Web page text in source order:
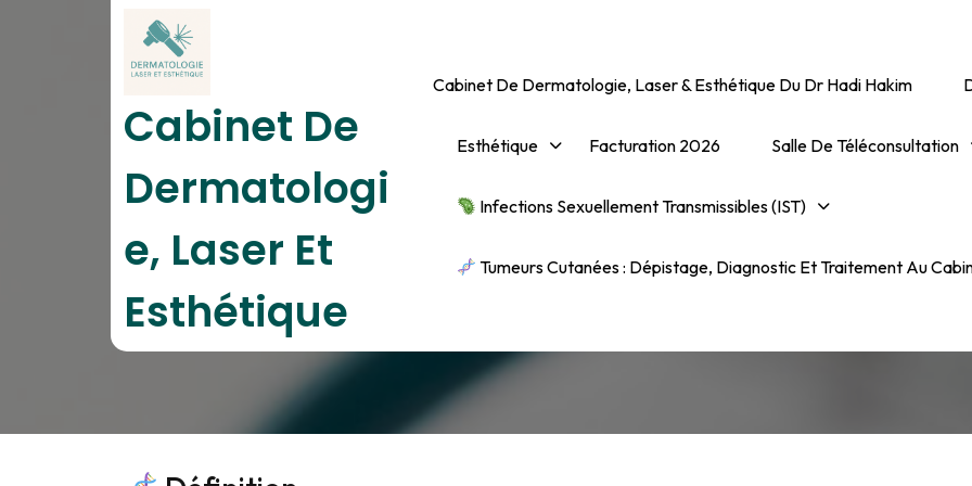
Cabinet De
Dermatologi
E, Laser Et
Esthétique
Cabinet De Dermatologie, Laser & Esthétique Du Dr Hadi Hakim
Esthétique Facturation 2026 Salle De Téléconsultation
Infections Sexuellement Transmissibles (IST)
Tumeurs Cutanées : Dépistage, Diagnostic Et Traitement Au
Infections Sexuellement
Transmissibles (IST)